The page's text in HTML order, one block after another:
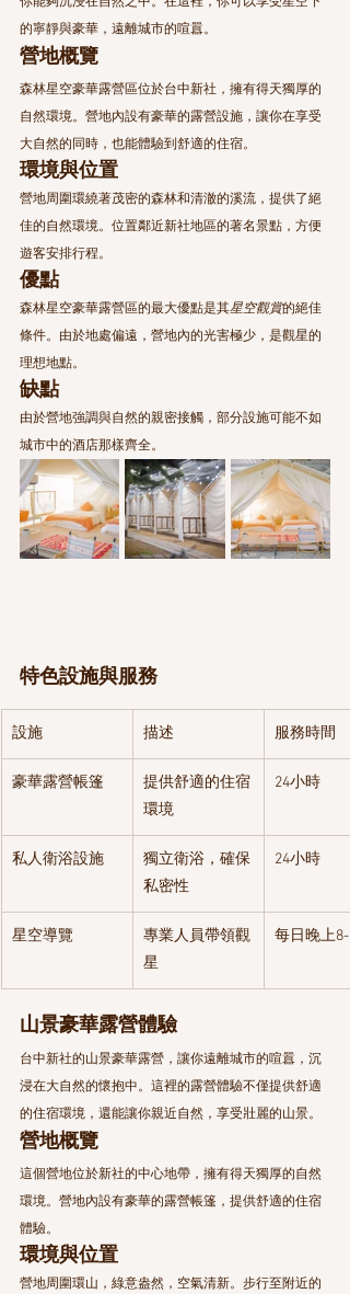
的寧靜與豪華，遠離城市的喧囂。
營地概覽
森林星空豪華露營區位於台中新社，擁有得天獨厚的
自然環境。營地內設有豪華的露營設施，讓你在享受
大自然的同時，也能體驗到舒適的住宿。
環境與位置
營地周圍環繞著茂密的森林和清澈的溪流，提供了絕
佳的自然環境。位置鄰近新社地區的著名景點，方便
遊客安排行程。
優點
森林星空豪華露營區的最大優點是其星空觀賞的絕佳
條件。由於地處偏遠，營地內的光害極少，是觀星的
理想地點。
缺點
由於營地強調與自然的親密接觸，部分設施可能不如
城市中的酒店那樣齊全。
特色設施與服務
設施 描述 服務時間
豪華露營帳篷
提供舒適的住宿
環境
24小時
私人衛浴設施
獨立衛浴，確保
私密性
24小時
星空導覽
專業人員帶領觀
星
每日晚上8-
山景豪華露營體驗
台中新社的山景豪華露營，讓你遠離城市的喧囂，沉
浸在大自然的懷抱中。這裡的露營體驗不僅提供舒適
的住宿環境，還能讓你親近自然，享受壯麗的山景。
營地概覽
這個營地位於新社的中心地帶，擁有得天獨厚的自然
環境。營地內設有豪華的露營帳篷，提供舒適的住宿
體驗。
環境與位置
營地周圍環山，綠意盎然，空氣清新。步行至附近的